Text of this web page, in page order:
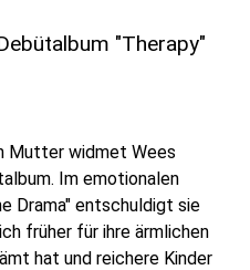
"Therapy"
Mutter widmet Wees
Im emotionalen
Drama" entschuldigt sie
früher für ihre ärmlichen
hat und reichere Kinder